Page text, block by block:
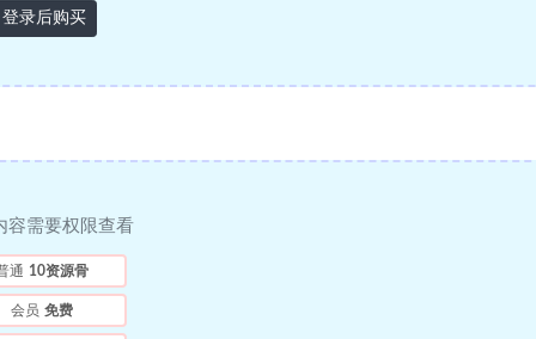
登录后购买
容需要权限查看
通 10资源骨
会员 免费